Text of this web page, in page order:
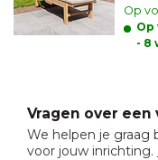
Op
Op
- 8
Vragen over een
We helpen je graag
voor jouw inrichting.